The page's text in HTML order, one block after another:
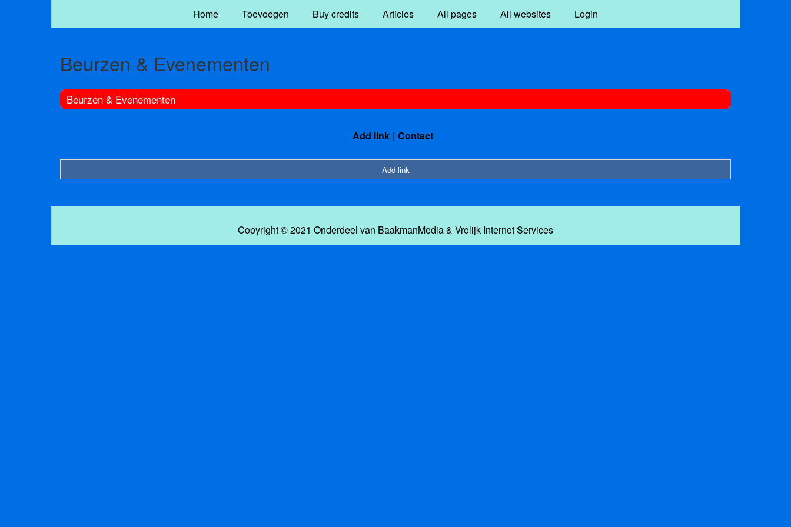
Home Toevoegen Buy credits Articles All pages All websites Login
Beurzen & Evenementen
Beurzen & Evenementen
Add link Contact
Add link
Copyright © 2021 Onderdeel van BaakmanMedia& Vrolijk Internet Services